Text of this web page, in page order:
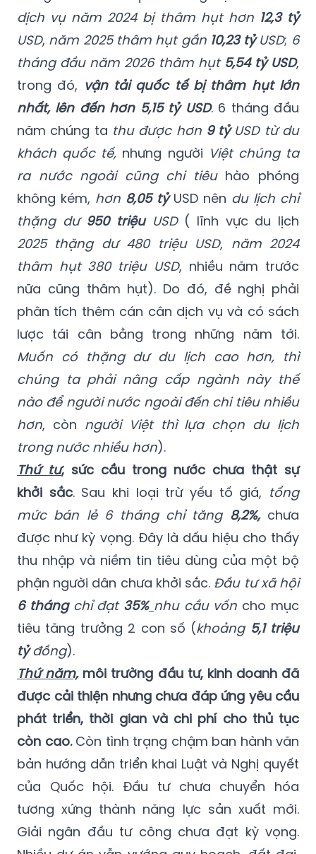
dịch vụ năm 2024 bị thâm hụt hơn 12,3 tỷ
USD, năm 2025 thâm hụt gần 10,23 tỷUSD; 6
tháng đầu năm 2026 thâm hụt 5,54 tỷ USD,
trong đó, vận tải quốc tế bị thâm hụt lớn
nhất, lên đến hơn 5,15 tỷ USD. 6 tháng đầu
năm chúng ta thu được hơn 9 tỷUSD từ du
khách quốc tế, nhưng người Việt chúng ta
ra nước ngoài cũng chi tiêuhào phóng
không kém, hơn 8,05 tỷUSD nên du lịch chỉ
thặng dư 950 triệuUSD( lĩnh vực du lịch
2025 thặng dư 480 triệu USD, năm 2024
thâm hụt 380 triệu USD, nhiều năm trước
nữa cũng thâm hụt). Do đó, đề nghị phải
phân tích thêm cán cân dịch vụ và có sách
lược tái cân bằng trong những năm tới.
Muốn có thặng dư du lịch cao hơn, thì
chúng ta phải nâng cấp ngành này thế
nào để người nước ngoài đến chi tiêu nhiều
hơn, còn người Việt thì lựa chọn du lịch
trong nước nhiều hơn).
Thứ tư, sức cầu trong nước chưa thật sự
khởi sắc. Sau khi loại trừ yếu tố giá, tổng
mức bán lẻ 6 tháng chỉ tăng 8,2%,chưa
được như kỳ vọng. Đây là dấu hiệu cho thấy
thu nhập và niềm tin tiêu dùng của một bộ
phận người dân chưa khởi sắc. Đầu tư xã hội
6 thángchỉ đạt 35% nhu cầu vốn cho mục
tiêu tăng trưởng 2 con số (khoảng 5,1 triệu
tỷđồng).
Thứ năm,môi trường đầu tư, kinh doanh đã
được cải thiện nhưng chưa đáp ứng yêu cầu
phát triển, thời gian và chi phí cho thủ tục
còn cao.Còn tình trạng chậm ban hành văn
bản hướng dẫn triển khai Luật và Nghị quyết
của Quốc hội. Đầu tư chưa chuyển hóa
tương xứng thành năng lực sản xuất mới.
Giải ngân đầu tư công chưa đạt kỳ vọng.